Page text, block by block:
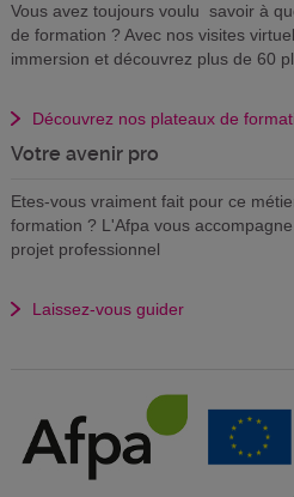
Vous avez toujours voulu savoir à
de formation ? Avec nos visites
immersion et découvrez plus de 60
Découvrez nos plateaux de
Votre avenir pro
Etes-vous vraiment fait pour ce
formation ? L'Afpa vous
projet professionnel
Laissez-vous guider